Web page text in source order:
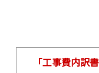
「工事費内訳